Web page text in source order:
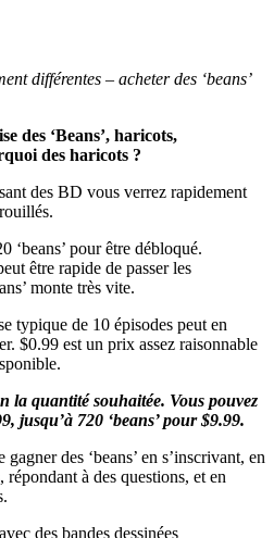
différentes – acheter des ‘beans’
des ‘Beans’, haricots,
des haricots ?
des BD vous verrez rapidement
‘beans’ pour être débloqué.
être rapide de passer les
monte très vite.
typique de 10 épisodes peut en
$0.99 est un prix assez raisonnable
la quantité souhaitée. Vous pouvez
jusqu’à 720 ‘beans’ pour $9.99.
des ‘beans’ en s’inscrivant, en
répondant à des questions, et en